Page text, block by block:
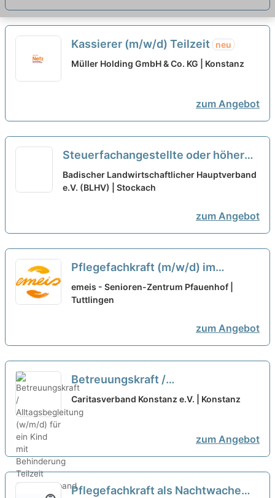
Kassierer (m/w/d) Teilzeit neu
Müller Holding GmbH & Co. KG | Konstanz
zum Angebot
Steuerfachangestellte oder höhere
Qualifikation (m/w/d) in Voll- oder
Teilzeit neu
Badischer Landwirtschaftlicher Hauptverband
e.V. (BLHV) | Stockach
zum Angebot
Pflegefachkraft (m/w/d) im
Nachtdienst in Teilzeit – Wir
suchen Zuwachs in unserem Team!
emeis - Senioren-Zentrum Pfauenhof |
Tuttlingen
zum Angebot
Betreuungskraft /
Alltagsbegleitung (w/m/d) für ein
Kind mit Behinderung Teilzeit
Caritasverband Konstanz e.V. | Konstanz
zum Angebot
Pflegefachkraft als Nachtwache